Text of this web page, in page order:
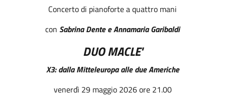
Concerto di pianoforte a quattro mani
con Sabrina Dente e Annamaria Garibaldi
DUO MACLE'
X3: dalla Mitteleuropa alle due Americhe
venerdì 29 maggio 2026 ore 21.00